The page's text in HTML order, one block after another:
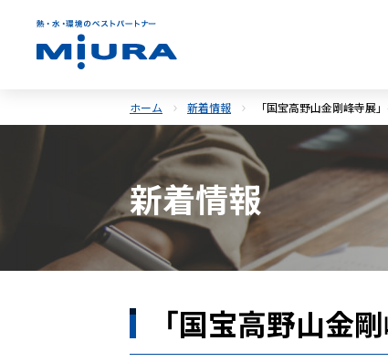
ホーム 新着情報 「国宝高野山金剛峰寺展
新着情報
「国宝高野山金